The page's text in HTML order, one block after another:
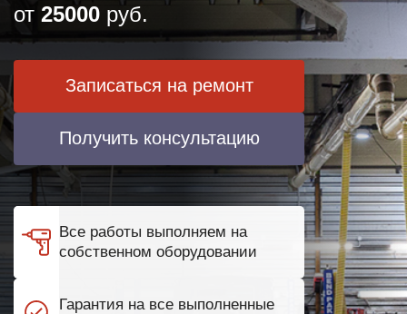
от 25000 руб.
Записаться на ремонт
Получить консультацию
Все работы выполняем на
собственном оборудовании
Гарантия на все выполненные